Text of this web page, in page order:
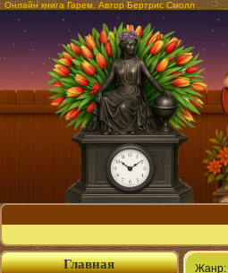
Онлайн книга Гарем. Автор Бертрис Смолл
Жанр:
Главная